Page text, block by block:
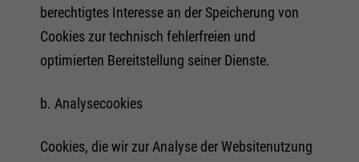
berechtigtes Interesse an der Speicherung von
Cookies zur technisch fehlerfreien und
optimierten Bereitstellung seiner Dienste.
b. Analysecookies
Cookies, die wir zur Analyse der Websitenutzung